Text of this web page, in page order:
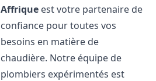
Affrique est votre partenaire de
confiance pour toutes vos
besoins en matière de
chaudière. Notre équipe de
plombiers expérimentés est